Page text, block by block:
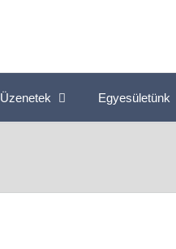
Üzenetek Egyesületünk